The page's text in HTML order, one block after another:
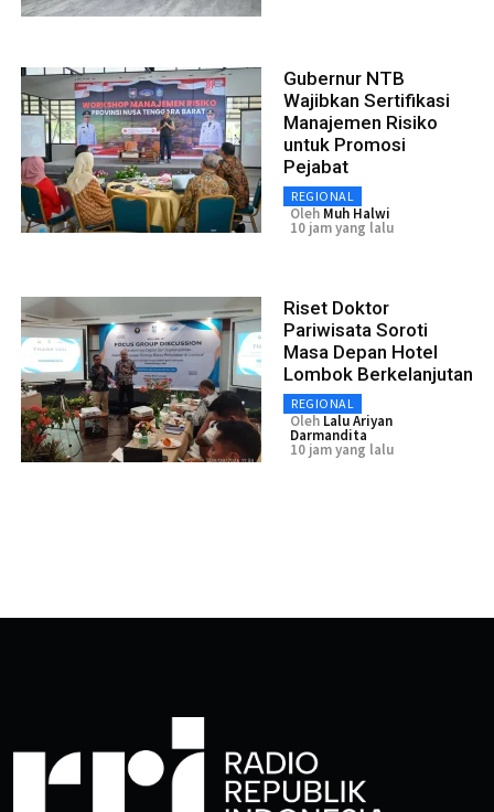
Gubernur NTB
Wajibkan Sertifikasi
Manajemen Risiko
untuk Promosi
Pejabat
REGIONAL
Oleh Muh Halwi
10 jam yang lalu
Riset Doktor
Pariwisata Soroti
Masa Depan Hotel
Lombok Berkelanjutan
REGIONAL
Oleh Lalu Ariyan
Darmandita
10 jam yang lalu